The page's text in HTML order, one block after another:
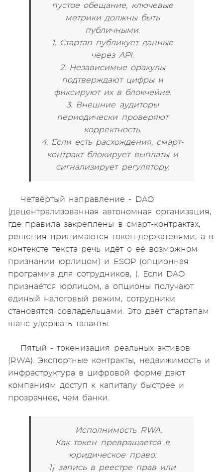
пустое обещание, ключевые
метрики должны быть
публичными.
1. Стартап публикует данные
через API.
2. Независимые оракулы
подтверждают цифры и
фиксируют их в блокчейне.
3. Внешние аудиторы
периодически проверяют
корректность.
4. Если есть расхождения, смарт-
контракт блокирует выплаты и
сигнализирует регулятору.
Четвёртый направление - DAO
(децентрализованная автономная организация,
где правила закреплены в смарт-контрактах,
решения принимаются токен-держателями, а в
контексте текста речь идёт о её возможном
признании юрлицом) и ESOP (опционная
программа для сотрудников, ). Если DAO
признаётся юрлицом, а опционы получают
единый налоговый режим, сотрудники
становятся совладельцами. Это даёт стартапам
шанс удержать таланты.
Пятый - токенизация реальных активов
(RWA). Экспортные контракты, недвижимость и
инфраструктура в цифровой форме дают
компаниям доступ к капиталу быстрее и
прозрачнее, чем банки.
Исполнимость RWA.
Как токен превращается в
юридическое право:
1) запись в реестре прав или